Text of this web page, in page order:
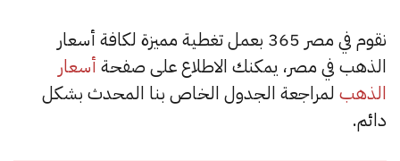
نقوم في مصر 365 بعمل تغطية مميزة لكافة أسعار
الذهب في مصر، يمكنك الاطلاع على صفحة أسعار
الذهب لمراجعة الجدول الخاص بنا المحدث بشكل
دائم.